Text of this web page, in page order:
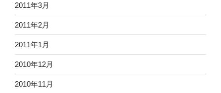
2011年3月
2011年2月
2011年1月
2010年12月
2010年11月